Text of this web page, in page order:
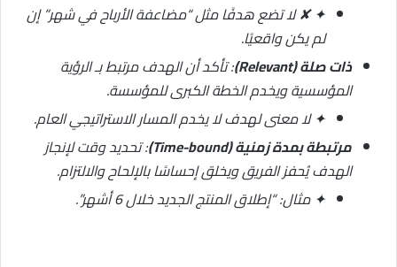
✦ ✘ لا تضع هدفًا مثل “مضاعفة الأرباح في شهر” إن
لم يكن واقعيًا.
ذات صلة (Relevant)
: تأكد أن الهدف مرتبط بـ الرؤية
المؤسسية ويخدم الخطة الكبرى للمؤسسة.
✦ لا معنى لهدف لا يخدم المسار الاستراتيجي العام.
مرتبطة بمدة زمنية (Time-bound)
: تحديد وقت لإنجاز
الهدف يُحفز الفريق ويخلق إحساسًا بالإلحاح والالتزام.
✦ مثال: “إطلاق المنتج الجديد خلال 6 أشهر”.